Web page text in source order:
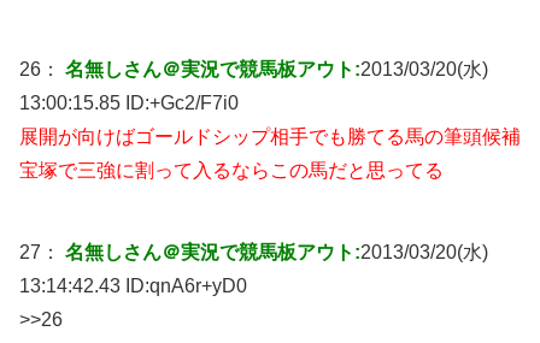
26： 名無しさん＠実況で競馬板アウト:2013/03/20(水)
13:00:15.85 ID:+Gc2/F7i0
展開が向けばゴールドシップ相手でも勝てる馬の筆頭候補
宝塚で三強に割って入るならこの馬だと思ってる
27： 名無しさん＠実況で競馬板アウト:2013/03/20(水)
13:14:42.43 ID:qnA6r+yD0
>>26